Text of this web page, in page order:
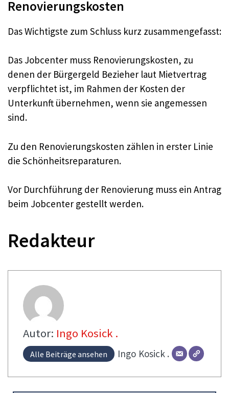
Renovierungskosten
Das Wichtigste zum Schluss kurz zusammengefasst:
Das Jobcenter muss Renovierungskosten, zu
denen der Bürgergeld Bezieher laut Mietvertrag
verpflichtet ist, im Rahmen der Kosten der
Unterkunft übernehmen, wenn sie angemessen
sind.
Zu den Renovierungskosten zählen in erster Linie
die Schönheitsreparaturen.
Vor Durchführung der Renovierung muss ein Antrag
beim Jobcenter gestellt werden.
Redakteur
Autor: Ingo Kosick .
Alle Beiträge ansehen Ingo Kosick .